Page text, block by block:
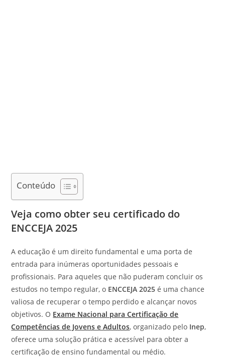
Conteúdo
Veja como obter seu certificado do
ENCCEJA 2025
A educação é um direito fundamental e uma porta de
entrada para inúmeras oportunidades pessoais e
profissionais. Para aqueles que não puderam concluir os
estudos no tempo regular, o ENCCEJA 2025 é uma chance
valiosa de recuperar o tempo perdido e alcançar novos
objetivos. O Exame Nacional para Certificação de
Competências de Jovens e Adultos, organizado pelo Inep,
oferece uma solução prática e acessível para obter a
certificação de ensino fundamental ou médio.